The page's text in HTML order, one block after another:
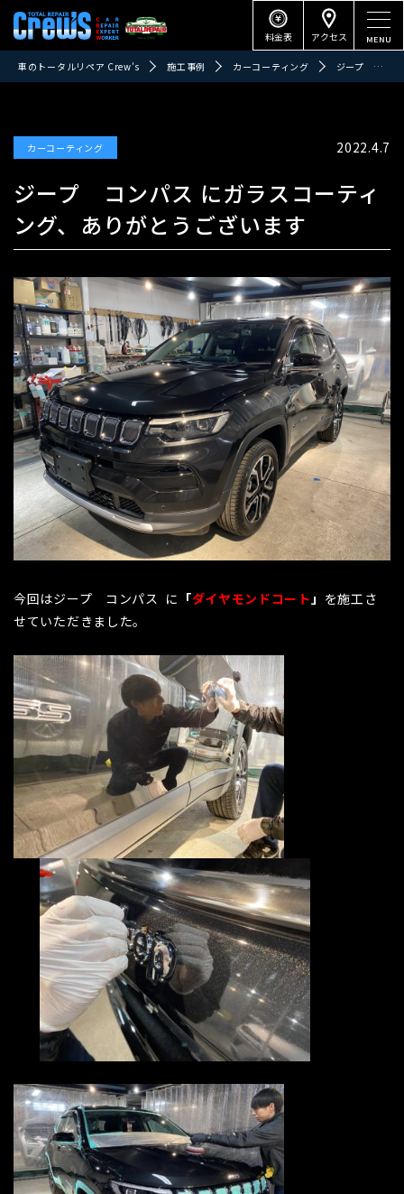
料金表 アクセス
車のトータルリペア Crew's 施工事例 カーコーティング ジープ コンパス にガラスコーティング、ありがとうございます
カーコーティング 2022.4.7
ジープ コンパス にガラスコーティ
ング、ありがとうございます
今回はジープ コンパス に 「ダイヤモンドコート 」 を施工さ
せていただきました。